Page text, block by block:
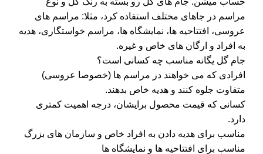
مراسم در جاهای مختلف استفاده کرد، مثلا: مراسم های
عروسی، افتتاحیه ها، نمایشگاه ها، مراسم خواستگاری، هدیه
به افراد و ارگان های خاص و غیره.
جام گل یگانه مناسب چه کسانی است؟
افرادی که می خواهند در مراسم ها (خصوصا عروسی)
متفاوت جلوه کنند و هدیه خاص بدهند.
کسانی که قیمت محصول برایشان، درجه اهمیت کمتری
دارد.
مناسب برای هدیه دادن به افراد خاص و سازمان های بزرگ
مناسب برای افتتاحیه ها و نمایشگاه ها